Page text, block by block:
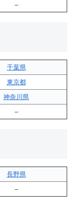
–
千葉県
東京都
神奈川県
–
長野県
–